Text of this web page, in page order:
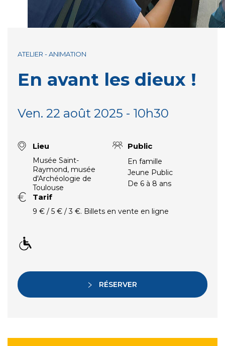
En avant les dieux !
ATELIER - ANIMATION
Ven. 22 août 2025 - 10h30
Lieu
Musée Saint-
Raymond, musée
d'Archéologie de
Toulouse
Public
En famille
Jeune Public
De 6 à 8 ans
Tarif
9 € / 5 € / 3 €. Billets en vente en ligne
RÉSERVER